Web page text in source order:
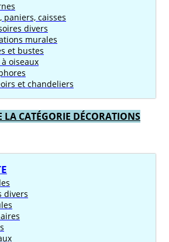
paniers, caisses
divers
murales
et bustes
à oiseaux
et chandeliers
LA CATÉGORIE DÉCORATIONS
divers